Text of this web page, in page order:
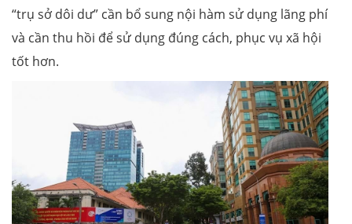
“trụ sở dôi dư” cần bổ sung nội hàm sử dụng lãng phí
và cần thu hồi để sử dụng đúng cách, phục vụ xã hội
tốt hơn.